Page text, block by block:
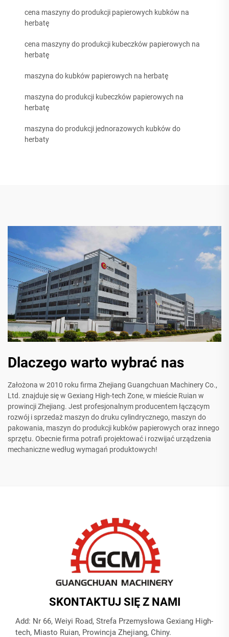
cena maszyny do produkcji papierowych kubków na
herbatę
cena maszyny do produkcji kubeczków papierowych na
herbatę
maszyna do kubków papierowych na herbatę
maszyna do produkcji kubeczków papierowych na
herbatę
maszyna do produkcji jednorazowych kubków do
herbaty
Dlaczego warto wybrać nas
Założona w 2010 roku firma Zhejiang Guangchuan Machinery Co.,
Ltd. znajduje się w Gexiang High-tech Zone, w mieście Ruian w
prowincji Zhejiang. Jest profesjonalnym producentem łączącym
rozwój i sprzedaż maszyn do druku cylindrycznego, maszyn do
pakowania, maszyn do produkcji kubków papierowych oraz innego
sprzętu. Obecnie firma potrafi projektować i rozwijać urządzenia
mechaniczne według wymagań produktowych!
SKONTAKTUJ SIĘ Z NAMI
Add: Nr 66, Weiyi Road, Strefa Przemysłowa Gexiang High-
tech, Miasto Ruian, Prowincja Zhejiang, Chiny.